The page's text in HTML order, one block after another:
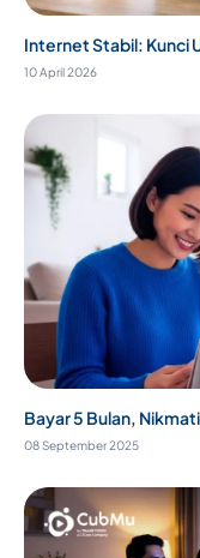
Internet Stabil: Kunci
10 April 2026
Bayar 5 Bulan,
08 September 2025